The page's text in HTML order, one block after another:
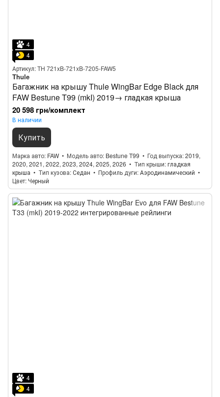
4
4
Артикул: TH 721xB-721xB-7205-FAW5
Thule
Багажник на крышу Thule WingBar Edge Black для
FAW Bestune T99 (mkI) 2019→ гладкая крыша
20 598 грн/комплект
В наличии
Купить
Марка авто FAW Модель авто Bestune T99 Год выпуска 2019,
2020, 2021, 2022, 2023, 2024, 2025, 2026
Тип крыши гладкая
крыша
Тип кузова Седан Профиль дуги Аэродинамический
Цвет Черный
4
4